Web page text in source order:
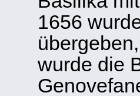
1656
wurde die